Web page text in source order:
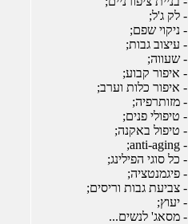
- לק ג'ל;
- ניקוי שפם;
- עיצוב גבות;
- שעווה;
- איפור קבוע;
- איפור כלות וערב;
- מזותרפיה;
- טיפולי פנים;
- טיפול באקנה;
- anti-aging;
- כל סוגי הפילינג;
- פיגמנטציה;
- צביעת גבות וריסים;
- יעוץ;
- מסאג' לנשים...